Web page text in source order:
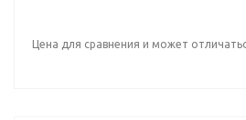
Цена для сравнения и может